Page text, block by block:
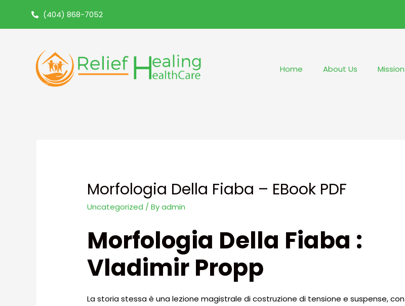
(404) 868-7052
Home About Us Mission
Morfologia Della Fiaba – EBook PDF
Uncategorized / Byadmin
Morfologia Della Fiaba :
Vladimir Propp
La storia stessa è una lezione magistrale di costruzione di tensione e suspense, con